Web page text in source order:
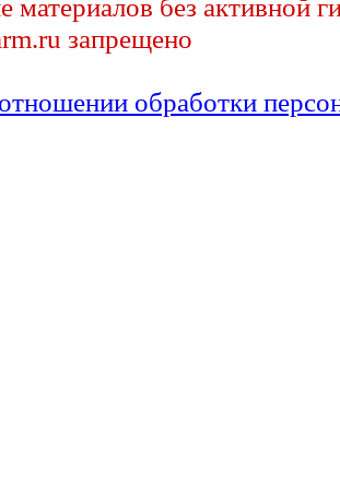
материалов без активной
запрещено
обработки